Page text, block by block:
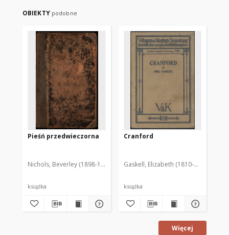
OBIEKTY podobne
Pieśń przedwieczorna
Nichols, Beverley (1898-1983) Stomowa, Zofja. Tłum.
książka
Cranford
Gaskell, Elizabeth (1810-1865)
książka
Więcej